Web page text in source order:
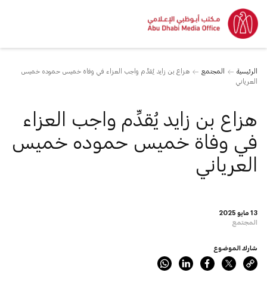
الرئيسية المجتمع
هزاع بن زايد يُقدِّم واجب العزاء في وفاة خميس حموده خميس
العرياني
13 مايو 2025
المجتمع
هزاع بن زايد يُقدِّم واجب العزاء
في وفاة خميس حموده خميس
العرياني
شارك الموضوع